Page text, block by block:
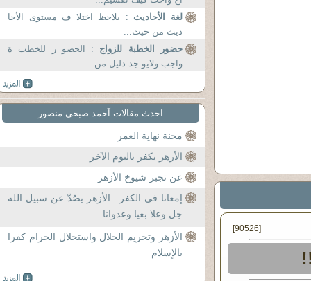
[90526]
لغة الأحاديث : يلاحظ اختلا ف مستوى الأحا
ديث من حيث...
حضور الخطبة للزواج : الحضو ر للخطب ة
واجب ولايو جد دليل من...
احدث مقالات آحمد صبحي منصور
محنة نهاية العمر
الأزهر يكفر باليوم الآخر
عن تجبر شيوخ الأزهر
إمعانا في الكفر : الأزهر يصُدّ عن سبيل الله
جل وعلا بغيا وعدوانا
الأزهر وتحريم الحلال واستحلال الحرام كفرا
بالإسلام